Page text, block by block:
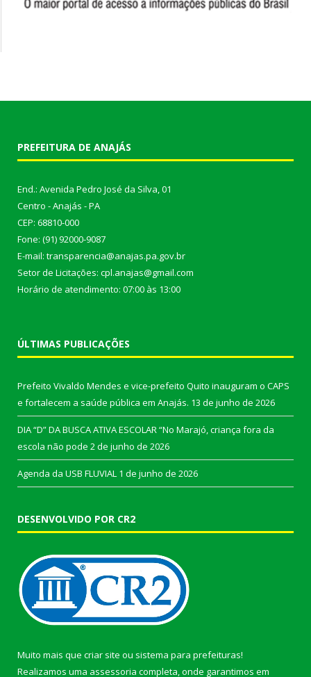
PREFEITURA DE ANAJÁS
End.: Avenida Pedro José da Silva, 01
Centro - Anajás - PA
CEP: 68810-000
Fone: (91) 92000-9087
E-mail: transparencia@anajas.pa.gov.br
Setor de Licitações: cpl.anajas@gmail.com
Horário de atendimento: 07:00 às 13:00
ÚLTIMAS PUBLICAÇÕES
Prefeito Vivaldo Mendes e vice-prefeito Quito inauguram o CAPS
e fortalecem a saúde pública em Anajás. 13 de junho de 2026
DIA “D” DA BUSCA ATIVA ESCOLAR “No Marajó, criança fora da
escola não pode 2 de junho de 2026
Agenda da USB FLUVIAL 1 de junho de 2026
DESENVOLVIDO POR CR2
Muito mais que criar site ou sistema para prefeituras!
Realizamos uma assessoria completa, onde garantimos em